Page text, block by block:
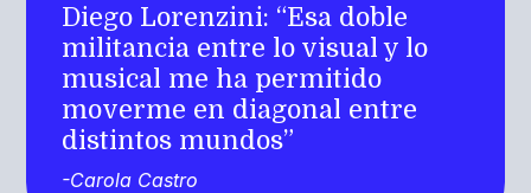
Diego Lorenzini: “Esa doble
militancia entre lo visual y lo
musical me ha permitido
moverme en diagonal entre
distintos mundos”
-Carola Castro